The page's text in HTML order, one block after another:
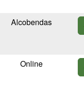
Alcobendas
Online